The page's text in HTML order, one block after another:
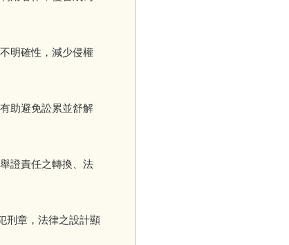
明確性，減少侵權
助避免訟累並舒解
證責任之轉換、法
刑章，法律之設計顯